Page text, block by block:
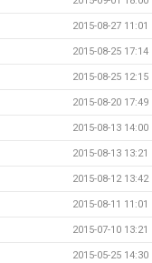
2015-08-27 11:01
2015-08-25 17:14
2015-08-25 12:15
2015-08-20 17:49
2015-08-13 14:00
2015-08-13 13:21
2015-08-12 13:42
2015-08-11 11:01
2015-07-10 13:21
2015-05-25 14:30